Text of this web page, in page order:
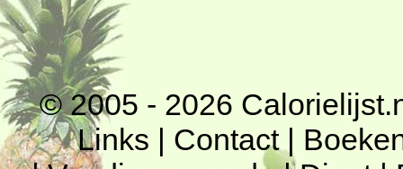
© 2005 - 2026
Links | Contact|